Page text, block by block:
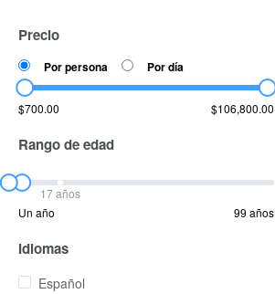
Precio
Por persona Por día
$700.00 $106,800.00
Rango de edad
17 años
Un año
99 años
Idiomas
Español